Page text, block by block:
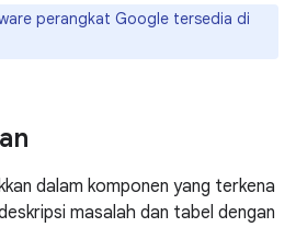
perangkat Google tersedia di
dalam komponen yang terkena
masalah dan tabel dengan